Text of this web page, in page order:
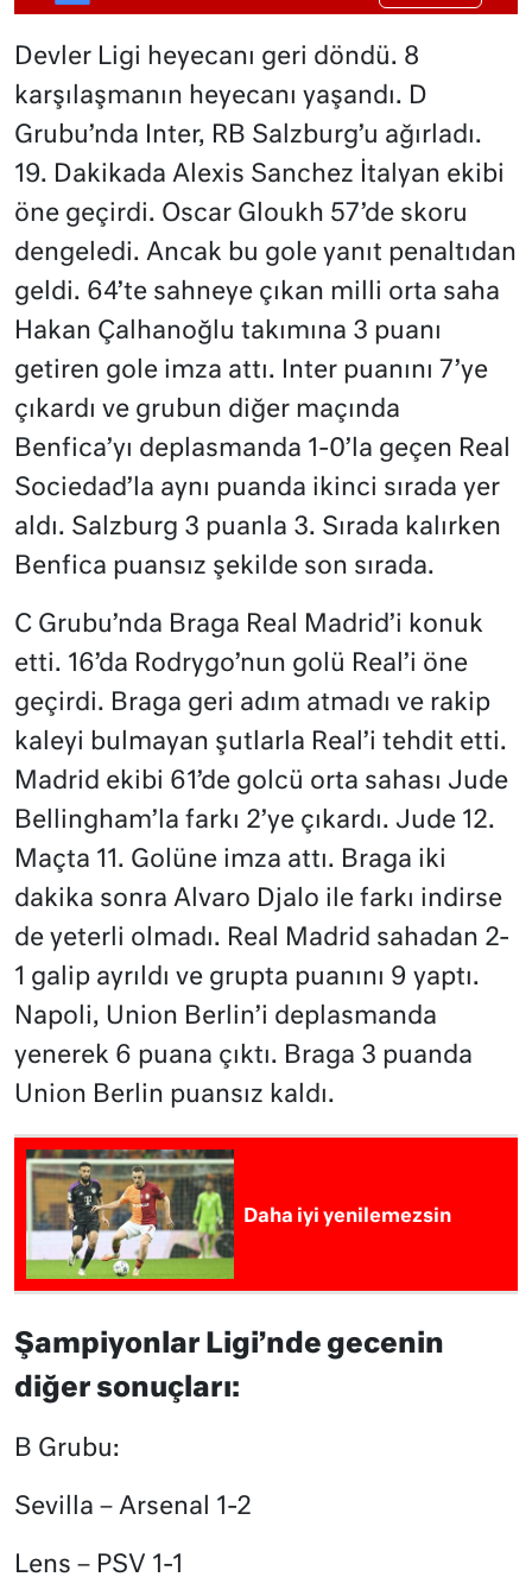
Devler Ligi heyecanı geri döndü. 8
karşılaşmanın heyecanı yaşandı. D
Grubu’nda Inter, RB Salzburg’u ağırladı.
19. Dakikada Alexis Sanchez İtalyan ekibi
öne geçirdi. Oscar Gloukh 57’de skoru
dengeledi. Ancak bu gole yanıt penaltıdan
geldi. 64’te sahneye çıkan milli orta saha
Hakan Çalhanoğlu takımına 3 puanı
getiren gole imza attı. Inter puanını 7’ye
çıkardı ve grubun diğer maçında
Benfica’yı deplasmanda 1-0’la geçen Real
Sociedad’la aynı puanda ikinci sırada yer
aldı. Salzburg 3 puanla 3. Sırada kalırken
Benfica puansız şekilde son sırada.
C Grubu’nda Braga Real Madrid’i konuk
etti. 16’da Rodrygo’nun golü Real’i öne
geçirdi. Braga geri adım atmadı ve rakip
kaleyi bulmayan şutlarla Real’i tehdit etti.
Madrid ekibi 61’de golcü orta sahası Jude
Bellingham’la farkı 2’ye çıkardı. Jude 12.
Maçta 11. Golüne imza attı. Braga iki
dakika sonra Alvaro Djalo ile farkı indirse
de yeterli olmadı. Real Madrid sahadan 2-
1 galip ayrıldı ve grupta puanını 9 yaptı.
Napoli, Union Berlin’i deplasmanda
yenerek 6 puana çıktı. Braga 3 puanda
Union Berlin puansız kaldı.
Daha iyi yenilemezsin
Şampiyonlar Ligi’nde gecenin
diğer sonuçları:
B Grubu:
Sevilla – Arsenal 1-2
Lens – PSV 1-1